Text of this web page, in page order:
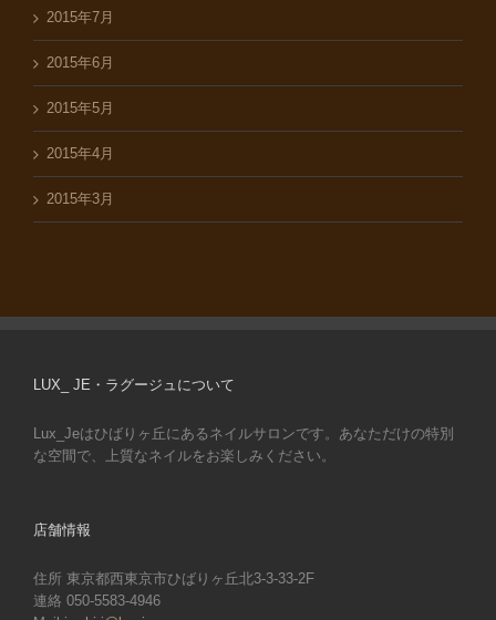
2015年7月
2015年6月
2015年5月
2015年4月
2015年3月
LUX_ JE・ラグージュについて
Lux_Jeはひばりヶ丘にあるネイルサロンです。あなただけの特別
な空間で、上質なネイルをお楽しみください。
店舗情報
住所 東京都西東京市ひばりヶ丘北3-3-33-2F
連絡 050-5583-4946